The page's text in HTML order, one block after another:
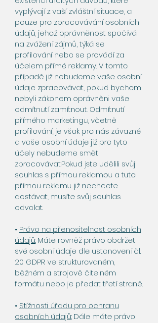
vyplývají z vaší zvláštní situace, a
pouze pro zpracovávání osobních
údajů, jehož oprávněnost spočívá
na zvážení zájmů, týká se
profilování nebo se provádí za
účelem přímé reklamy. V tomto
případě již nebudeme vaše osobní
údaje zpracovávat, pokud bychom
nebyli zákonem oprávněni vaše
odmítnutí zamítnout. Odmítnutí
přímého marketingu, včetně
profilování, je však pro nás závazné
a vaše osobní údaje již pro tyto
účely nebudeme smět
zpracovávat.Pokud jste udělili svůj
souhlas s přímou reklamou a tuto
přímou reklamu již nechcete
dostávat, musíte svůj souhlas
odvolat.
• Právo na přenositelnost osobních
údajů: Máte rovněž právo obdržet
své osobní údaje dle ustanovení čl.
20 GDPR ve strukturovaném,
běžném a strojově čitelném
formátu nebo je předat třetí straně.
• Stížnosti úřadu pro ochranu
osobních údajů: Dále máte právo